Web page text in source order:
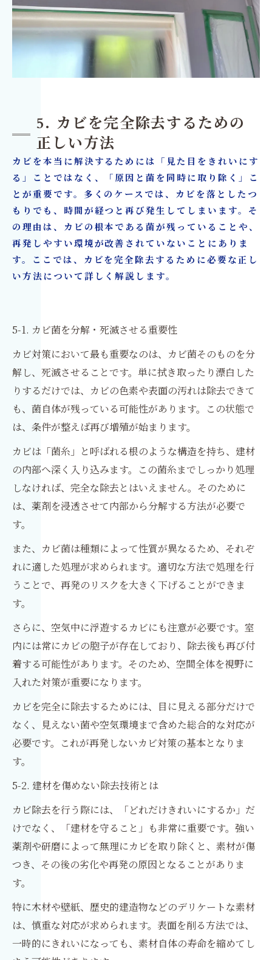
5. カビを完全除去するための
正しい方法
カビを本当に解決するためには「見た目をきれいにす
る」ことではなく、「原因と菌を同時に取り除く」こ
とが重要です。多くのケースでは、カビを落としたつ
もりでも、時間が経つと再び発生してしまいます。そ
の理由は、カビの根本である菌が残っていることや、
再発しやすい環境が改善されていないことにありま
す。ここでは、カビを完全除去するために必要な正し
い方法について詳しく解説します。
5-1. カビ菌を分解・死滅させる重要性
カビ対策において最も重要なのは、カビ菌そのものを分
解し、死滅させることです。単に拭き取ったり漂白した
りするだけでは、カビの色素や表面の汚れは除去できて
も、菌自体が残っている可能性があります。この状態で
は、条件が整えば再び増殖が始まります。
カビは「菌糸」と呼ばれる根のような構造を持ち、建材
の内部へ深く入り込みます。この菌糸までしっかり処理
しなければ、完全な除去とはいえません。そのために
は、薬剤を浸透させて内部から分解する方法が必要で
す。
また、カビ菌は種類によって性質が異なるため、それぞ
れに適した処理が求められます。適切な方法で処理を行
うことで、再発のリスクを大きく下げることができま
す。
さらに、空気中に浮遊するカビにも注意が必要です。室
内には常にカビの胞子が存在しており、除去後も再び付
着する可能性があります。そのため、空間全体を視野に
入れた対策が重要になります。
カビを完全に除去するためには、目に見える部分だけで
なく、見えない菌や空気環境まで含めた総合的な対応が
必要です。これが再発しないカビ対策の基本となりま
す。
5-2. 建材を傷めない除去技術とは
カビ除去を行う際には、「どれだけきれいにするか」だ
けでなく、「建材を守ること」も非常に重要です。強い
薬剤や研磨によって無理にカビを取り除くと、素材が傷
つき、その後の劣化や再発の原因となることがありま
す。
特に木材や壁紙、歴史的建造物などのデリケートな素材
は、慎重な対応が求められます。表面を削る方法では、
一時的にきれいになっても、素材自体の寿命を縮めてし